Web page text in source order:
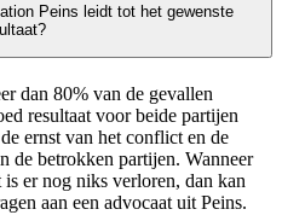
Peins leidt tot het gewenste
dan 80% van de gevallen
resultaat voor beide partijen
ernst van het conflict en de
de betrokken partijen. Wanneer
er nog niks verloren, dan kan
aan een advocaat uit Peins.